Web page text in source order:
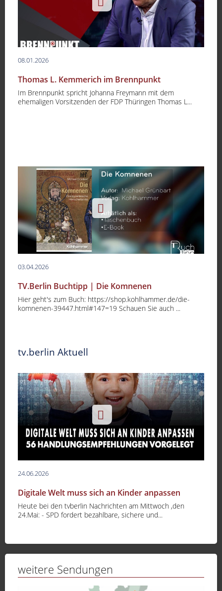
08.01.2026
Thomas L. Kemmerich im Brennpunkt
Im Brennpunkt spricht Johanna Freymann mit dem
ehemaligen Vorsitzenden der FDP Thüringen Thomas L...
03.04.2026
TV.Berlin Buchtipp | Die Komnenen
Hier geht's zum Buch: https://shop.kohlhammer.de/die-
komnenen-39447.html#147=19 Schauen Sie auch ...
tv.berlin Aktuell
24.06.2026
Digitale Welt muss sich an Kinder anpassen
Heute bei den tvberlin Nachrichten am Mittwoch ,den
24.Mai: - SPD fordert bezahlbare, sichere und...
weitere Sendungen